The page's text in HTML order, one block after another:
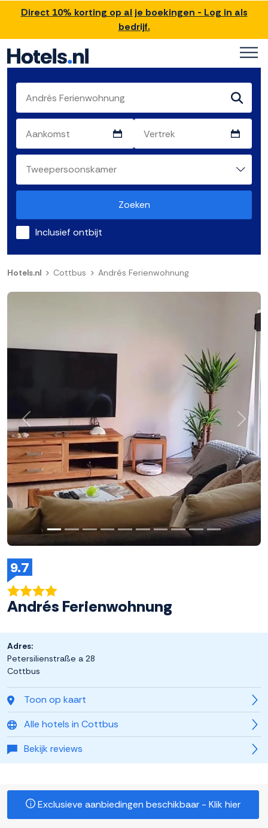
Direct 10% korting op al je boekingen - Log in als
bedrijf.
Zoeken
Inclusief ontbijt
Hotels.nl Cottbus Andrés Ferienwohnung
9.7
Andrés Ferienwohnung
Toon op kaart
Alle hotels in Cottbus
Bekijk reviews
Adres:
Petersilienstraße a 28
Cottbus
Exclusieve aanbiedingen beschikbaar - Klik hier